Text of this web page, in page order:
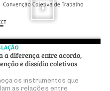
a diferença entre acordo,
e dissídio coletivos
os instrumentos que
as relações entre